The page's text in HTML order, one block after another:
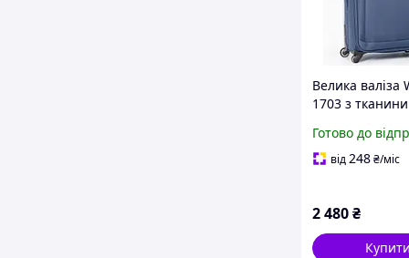
Велика валіза
1703 з
металевим
міцною ручкою
Готово до
від248₴/міс
2 480₴
Купити